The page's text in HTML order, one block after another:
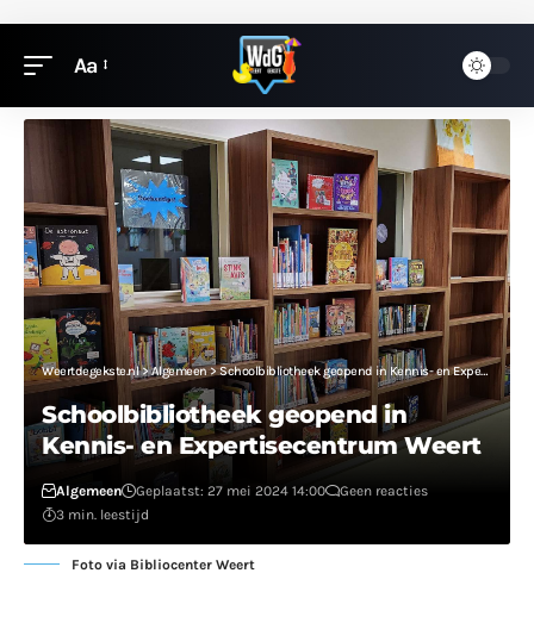
Aa
Weertdegekste.nl>Algemeen>Schoolbibliotheek geopend in Kennis- en Expertisecentrum Weert
Schoolbibliotheek geopend in
Kennis- en Expertisecentrum Weert
Algemeen Geplaatst: 27 mei 2024 14:00
Geen reacties
3 min. leestijd
Foto via Bibliocenter Weert